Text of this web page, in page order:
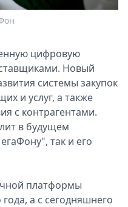
цифровую
Новый
системы закупок
и услуг, а также
с контрагентами.
в будущем
так и его
платформы
а с сегодняшнего